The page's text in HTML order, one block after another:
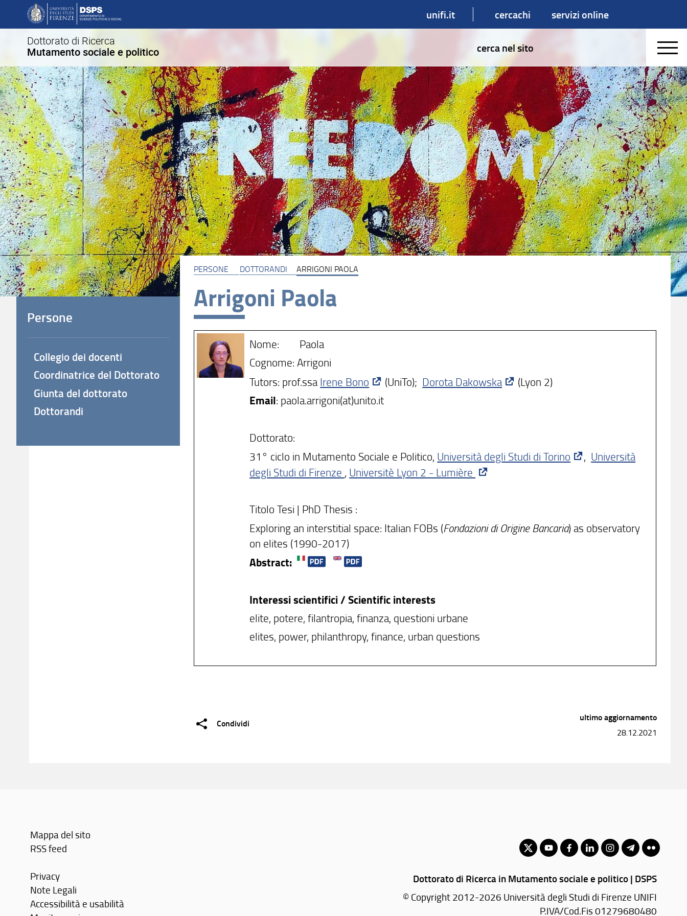
unifi.it cercachi servizi online
Dottorato di Ricerca
Mutamento sociale e politico
cerca nel sito
PERSONE DOTTORANDI ARRIGONI PAOLA
Arrigoni Paola
Nome: Paola
Cognome: Arrigoni
Tutors: prof.ssa Irene Bono (UniTo); Dorota Dakowska (Lyon 2)
Email: paola.arrigoni(at)unito.it
Dottorato:
31° ciclo in Mutamento Sociale e Politico, Università degli Studi di Torino , Università
degli Studi di Firenze , Universitè Lyon 2 - Lumière
Titolo Tesi | PhD Thesis :
Exploring an interstitial space: Italian FOBs (Fondazioni di Origine Bancaria) as observatory
on elites (1990-2017)
Abstract:
Interessi scientifici / Scientific interests
elite, potere, filantropia, finanza, questioni urbane
elites, power, philanthropy, finance, urban questions
Condividi
Persone
Collegio dei docenti
Coordinatrice del Dottorato
Giunta del dottorato
Dottorandi
ultimo aggiornamento
28.12.2021
Mappa del sito
RSS feed
Privacy
Note Legali
Accessibilità e usabilità
Dottorato di Ricerca in Mutamento sociale e politico | DSPS
© Copyright 2012-2026 Università degli Studi di Firenze UNIFI
P.IVA/Cod.Fis 01279680480